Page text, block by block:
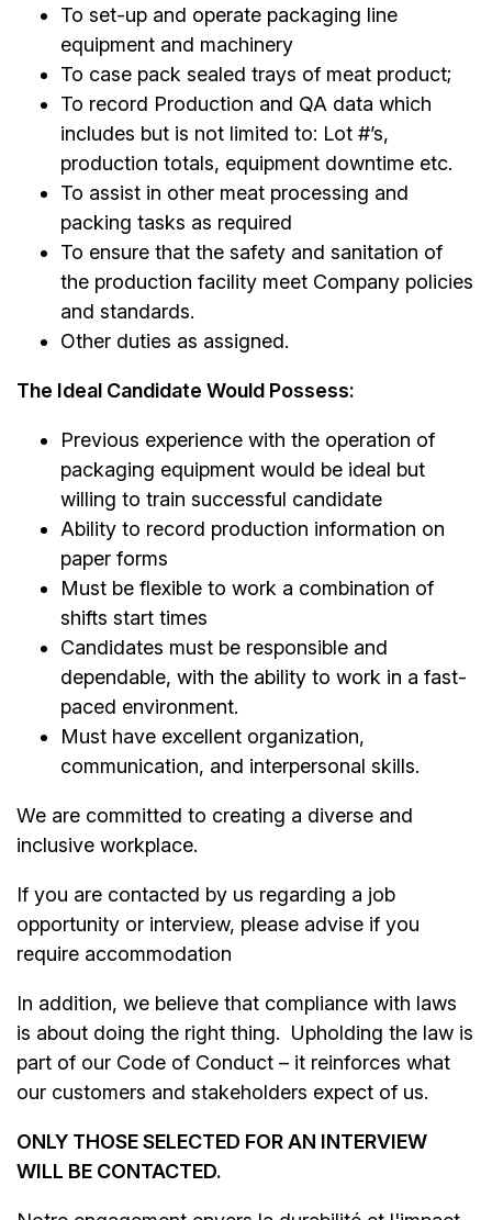
To set-up and operate packaging line
equipment and machinery
To case pack sealed trays of meat product;
To record Production and QA data which
includes but is not limited to: Lot #’s,
production totals, equipment downtime etc.
To assist in other meat processing and
packing tasks as required
To ensure that the safety and sanitation of
the production facility meet Company policies
and standards.
Other duties as assigned.
The Ideal Candidate Would Possess:
Previous experience with the operation of
packaging equipment would be ideal but
willing to train successful candidate
Ability to record production information on
paper forms
Must be flexible to work a combination of
shifts start times
Candidates must be responsible and
dependable, with the ability to work in a fast-
paced environment.
Must have excellent organization,
communication, and interpersonal skills.
We are committed to creating a diverse and
inclusive workplace.
If you are contacted by us regarding a job
opportunity or interview, please advise if you
require accommodation
In addition, we believe that compliance with laws
is about doing the right thing. Upholding the law is
part of our Code of Conduct – it reinforces what
our customers and stakeholders expect of us.
ONLY THOSE SELECTED FOR AN INTERVIEW
WILL BE CONTACTED.